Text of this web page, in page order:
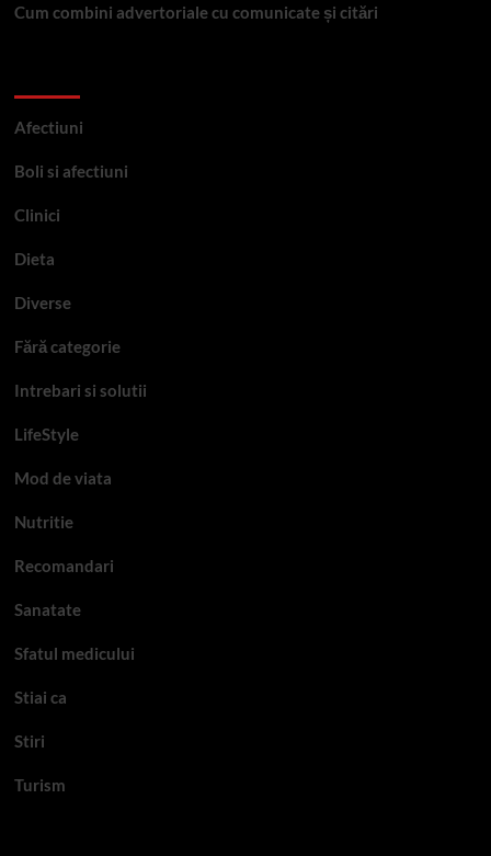
Cum combini advertoriale cu comunicate și citări
Afectiuni
Boli si afectiuni
Clinici
Dieta
Diverse
Fără categorie
Intrebari si solutii
LifeStyle
Mod de viata
Nutritie
Recomandari
Sanatate
Sfatul medicului
Stiai ca
Stiri
Turism